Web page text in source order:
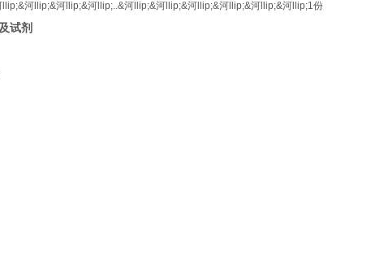
河llip;&河llip;&河llip;..&河llip;&河llip;&河llip;&河llip;&河llip;&河llip;1份
试剂